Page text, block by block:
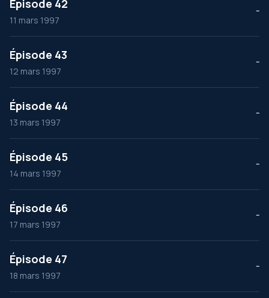
Épisode 42
11 mars 1997
--
Épisode 43
12 mars 1997
--
Épisode 44
13 mars 1997
--
Épisode 45
14 mars 1997
--
Épisode 46
17 mars 1997
--
Épisode 47
18 mars 1997
--